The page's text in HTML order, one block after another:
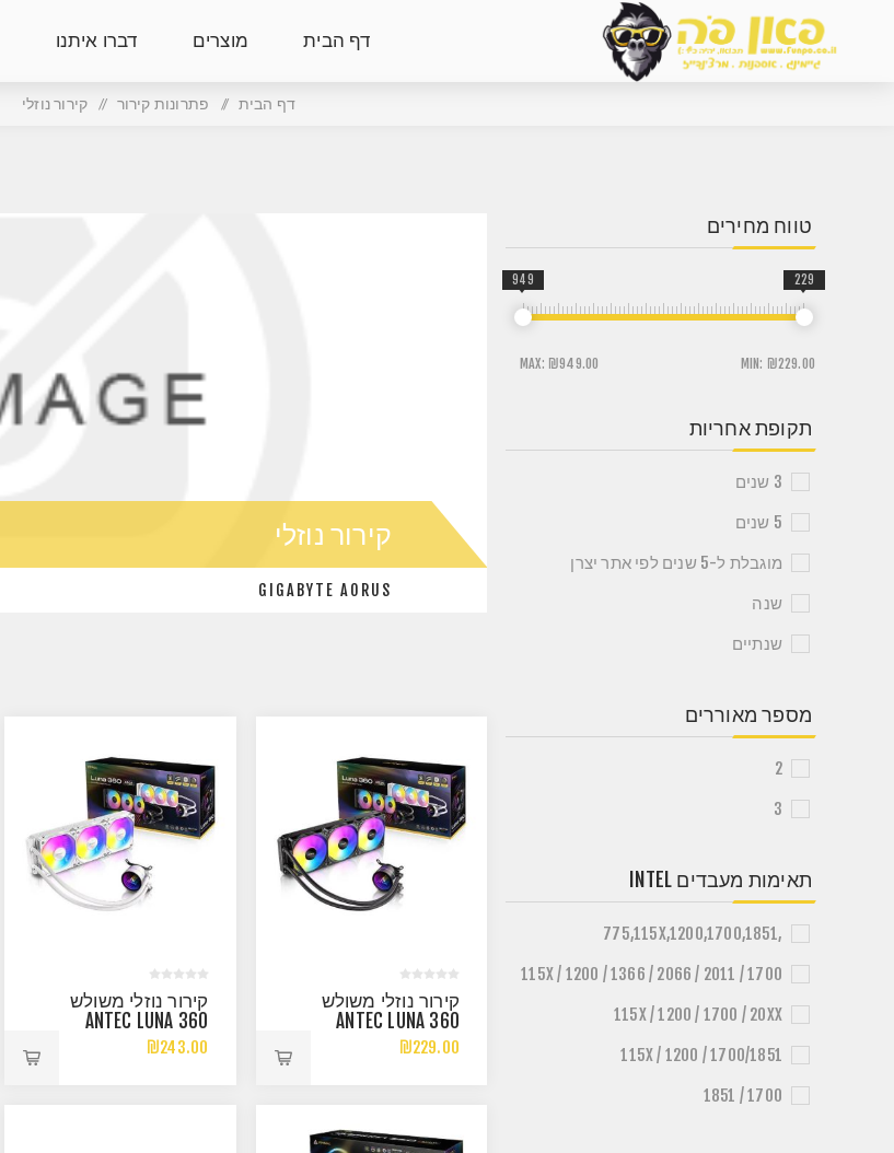
דף הבית מוצרים דברו איתנו
דף הבית / פתרונות קירור / קירור נוזלי
קירור נוזלי
GIGABYTE AORUS
קירור נוזלי משולש
ANTEC LUNA 360
BLACK ARGB
₪229.00
קירור נוזלי משולש
ANTEC LUNA 360
WHITE ARGB
₪243.00
טווח מחירים
MIN: ₪229.00
MAX: ₪949.00
949 229
תקופת אחריות
3 שנים
5 שנים
מוגבלת ל-5 שנים לפי אתר יצרן
שנה
שנתיים
מספר מאוררים
2
3
תאימות מעבדים INTEL
,775,115X,1200,1700,1851
115X / 1200 / 1366 / 2066 / 2011 / 1700
115X / 1200 / 1700 / 20XX
115X / 1200 / 1700/1851
1700 / 1851